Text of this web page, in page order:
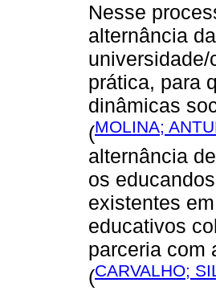
Nesse
alternância
prática, para
dinâmicas
(MOLINA;
alternância
os
existentes
educativos
parceria com
(CARVALHO;